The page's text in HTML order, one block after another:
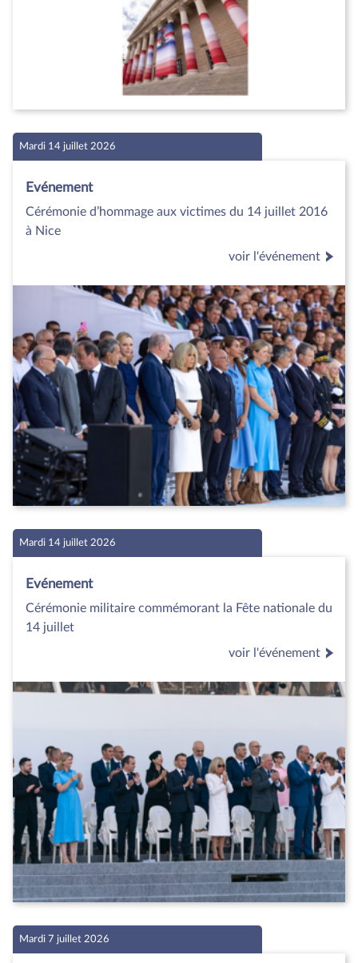
Mardi 14 juillet 2026
Evénement
Cérémonie d’hommage aux victimes du 14 juillet 2016
à Nice
voir l'événement
Mardi 14 juillet 2026
Evénement
Cérémonie militaire commémorant la Fête nationale du
14 juillet
voir l'événement
Mardi 7 juillet 2026